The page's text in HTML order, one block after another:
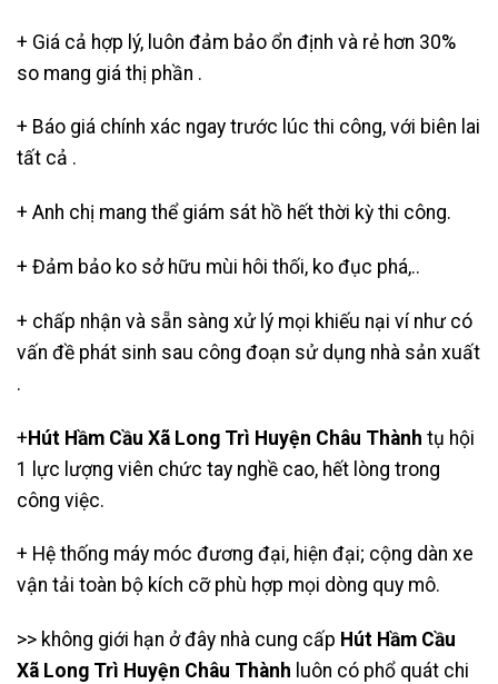
+ Giá cả hợp lý, luôn đảm bảo ổn định và rẻ hơn 30%
so mang giá thị phần .
+ Báo giá chính xác ngay trước lúc thi công, với biên lai
tất cả .
+ Anh chị mang thể giám sát hồ hết thời kỳ thi công.
+ Đảm bảo ko sở hữu mùi hôi thối, ko đục phá,..
+ chấp nhận và sẵn sàng xử lý mọi khiếu nại ví như có
vấn đề phát sinh sau công đoạn sử dụng nhà sản xuất
.
+Hút Hầm Cầu Xã Long Trì Huyện Châu Thành tụ hội
1 lực lượng viên chức tay nghề cao, hết lòng trong
công việc.
+ Hệ thống máy móc đương đại, hiện đại; cộng dàn xe
vận tải toàn bộ kích cỡ phù hợp mọi dòng quy mô.
>> không giới hạn ở đây nhà cung cấp Hút Hầm Cầu
Xã Long Trì Huyện Châu Thành luôn có phổ quát chi